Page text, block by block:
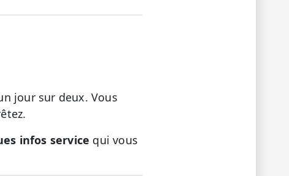
jour sur deux. Vous
infos service qui vous